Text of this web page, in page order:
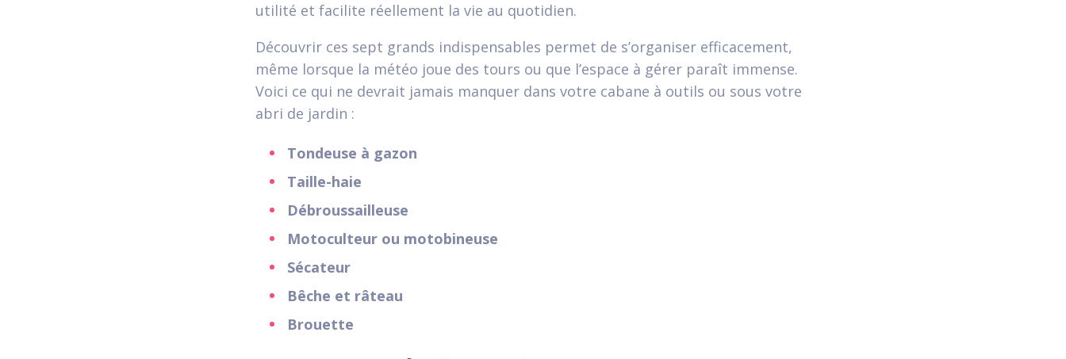
utilité et facilite réellement la vie au quotidien.
Découvrir ces sept grands indispensables permet de s’organiser efficacement,
même lorsque la météo joue des tours ou que l’espace à gérer paraît immense.
Voici ce qui ne devrait jamais manquer dans votre cabane à outils ou sous votre
abri de jardin :
Tondeuse à gazon
Taille-haie
Débroussailleuse
Motoculteur ou motobineuse
Sécateur
Bêche et râteau
Brouette